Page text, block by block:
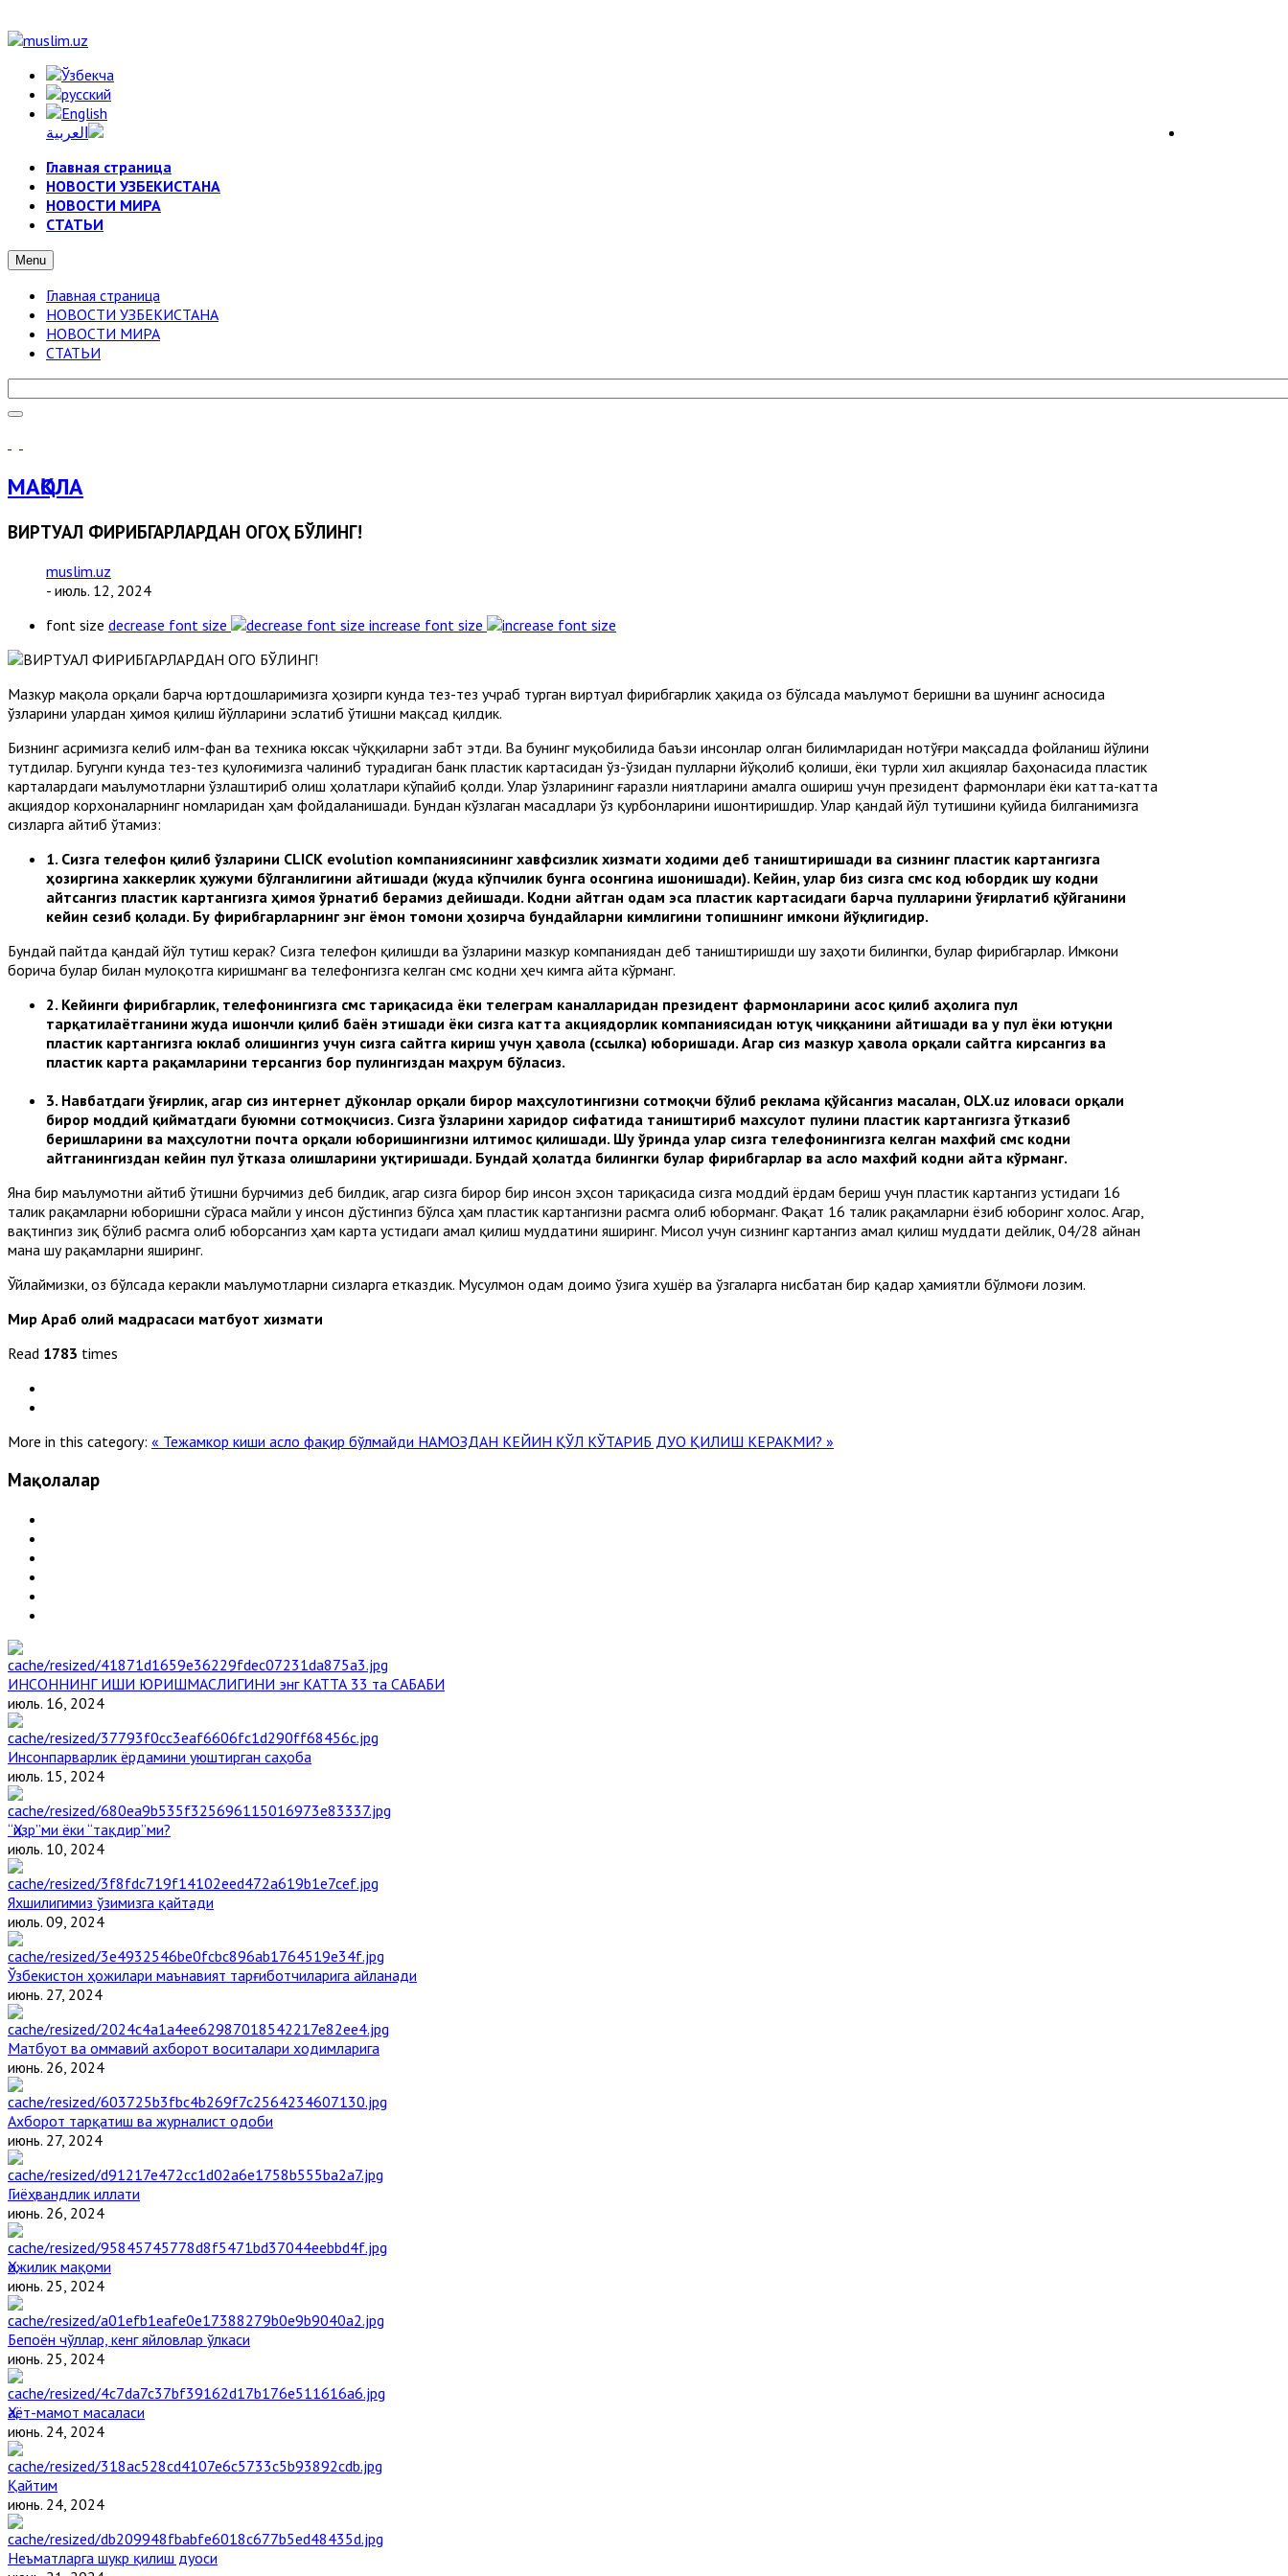
Главная страница
НОВОСТИ УЗБЕКИСТАНА
НОВОСТИ МИРА
СТАТЬИ
Menu
Главная страница
НОВОСТИ УЗБЕКИСТАНА
НОВОСТИ МИРА
СТАТЬИ
МАҚОЛА
ВИРТУАЛ ФИРИБГАРЛАРДАН ОГОҲ БЎЛИНГ!
muslim.uz
- июль. 12, 2024
font size decrease font size increase font size
Мазкур мақола орқали барча юртдошларимизга ҳозирги кунда тез-тез учраб турган виртуал фирибгарлик ҳақида оз бўлсада маълумот беришни ва шунинг асносида
ўзларини улардан ҳимоя қилиш йўлларини эслатиб ўтишни мақсад қилдик.
Бизнинг асримизга келиб илм-фан ва техника юксак чўққиларни забт этди. Ва бунинг муқобилида баъзи инсонлар олган билимларидан нотўғри мақсадда фойланиш йўлини
тутдилар. Бугунги кунда тез-тез қулоғимизга чалиниб турадиган банк пластик картасидан ўз-ўзидан пулларни йўқолиб қолиши, ёки турли хил акциялар баҳонасида пластик
карталардаги маълумотларни ўзлаштириб олиш ҳолатлари кўпайиб қолди. Улар ўзларининг ғаразли ниятларини амалга ошириш учун президент фармонлари ёки катта-катта
акциядор корхоналарнинг номларидан ҳам фойдаланишади. Бундан кўзлаган масадлари ўз қурбонларини ишонтиришдир. Улар қандай йўл тутишини қуйида билганимизга
сизларга айтиб ўтамиз:
1. Сизга телефон қилиб ўзларини CLICK evolution компаниясининг хавфсизлик хизмати ходими деб таништиришади ва сизнинг пластик картангизга
ҳозиргина хаккерлик ҳужуми бўлганлигини айтишади (жуда кўпчилик бунга осонгина ишонишади). Кейин, улар биз сизга смс код юбордик шу кодни
айтсангиз пластик картангизга ҳимоя ўрнатиб берамиз дейишади. Кодни айтган одам эса пластик картасидаги барча пулларини ўғирлатиб қўйганини
кейин сезиб қолади. Бу фирибгарларнинг энг ёмон томони ҳозирча бундайларни кимлигини топишнинг имкони йўқлигидир.
Бундай пайтда қандай йўл тутиш керак? Сизга телефон қилишди ва ўзларини мазкур компаниядан деб таништиришди шу заҳоти билингки, булар фирибгарлар. Имкони
борича булар билан мулоқотга киришманг ва телефонгизга келган смс кодни ҳеч кимга айта кўрманг.
2. Кейинги фирибгарлик, телефонингизга смс тариқасида ёки телеграм каналларидан президент фармонларини асос қилиб аҳолига пул
тарқатилаётганини жуда ишончли қилиб баён этишади ёки сизга катта акциядорлик компаниясидан ютуқ чиққанини айтишади ва у пул ёки ютуқни
пластик картангизга юклаб олишингиз учун сизга сайтга кириш учун ҳавола (ссылка) юборишади. Агар сиз мазкур ҳавола орқали сайтга кирсангиз ва
пластик карта рақамларини терсангиз бор пулингиздан маҳрум бўласиз.
3. Навбатдаги ўғирлик, агар сиз интернет дўконлар орқали бирор маҳсулотингизни сотмоқчи бўлиб реклама қўйсангиз масалан, OLX.uz иловаси орқали
бирор моддий қийматдаги буюмни сотмоқчисиз. Сизга ўзларини харидор сифатида таништириб махсулот пулини пластик картангизга ўтказиб
беришларини ва маҳсулотни почта орқали юборишингизни илтимос қилишади. Шу ўринда улар сизга телефонингизга келган махфий смс кодни
айтганингиздан кейин пул ўтказа олишларини уқтиришади. Бундай ҳолатда билингки булар фирибгарлар ва асло махфий кодни айта кўрманг.
Яна бир маълумотни айтиб ўтишни бурчимиз деб билдик, агар сизга бирор бир инсон эҳсон тариқасида сизга моддий ёрдам бериш учун пластик картангиз устидаги 16
талик рақамларни юборишни сўраса майли у инсон дўстингиз бўлса ҳам пластик картангизни расмга олиб юборманг. Фақат 16 талик рақамларни ёзиб юборинг холос. Агар,
вақтингиз зиқ бўлиб расмга олиб юборсангиз ҳам карта устидаги амал қилиш муддатини яширинг. Мисол учун сизнинг картангиз амал қилиш муддати дейлик, 04/28 айнан
мана шу рақамларни яширинг.
Ўйлаймизки, оз бўлсада керакли маълумотларни сизларга етказдик. Мусулмон одам доимо ўзига хушёр ва ўзгаларга нисбатан бир қадар ҳамиятли бўлмоғи лозим.
Мир Араб олий мадрасаси матбуот хизмати
Read 1783 times
More in this category: « Тежамкор киши асло фақир бўлмайди НАМОЗДАН КЕЙИН ҚЎЛ КЎТАРИБ ДУО ҚИЛИШ КЕРАКМИ? »
Мақолалар
ИНСОННИНГ ИШИ ЮРИШМАСЛИГИНИ энг КАТТА 33 та САБАБИ
июль. 16, 2024
Инсонпарварлик ёрдамини уюштирган саҳоба
июль. 15, 2024
“Ҳизр”ми ёки “тақдир”ми?
июль. 10, 2024
Яхшилигимиз ўзимизга қайтади
июль. 09, 2024
Ўзбекистон ҳожилари маънавият тарғиботчиларига айланади
июнь. 27, 2024
Матбуот ва оммавий ахборот воситалари ходимларига
июнь. 26, 2024
Ахборот тарқатиш ва журналист одоби
июнь. 27, 2024
Гиёҳвандлик иллати
июнь. 26, 2024
Ҳожилик мақоми
июнь. 25, 2024
Бепоён чўллар, кенг яйловлар ўлкаси
июнь. 25, 2024
Ҳаёт-мамот масаласи
июнь. 24, 2024
Қайтим
июнь. 24, 2024
Неъматларга шукр қилиш дуоси